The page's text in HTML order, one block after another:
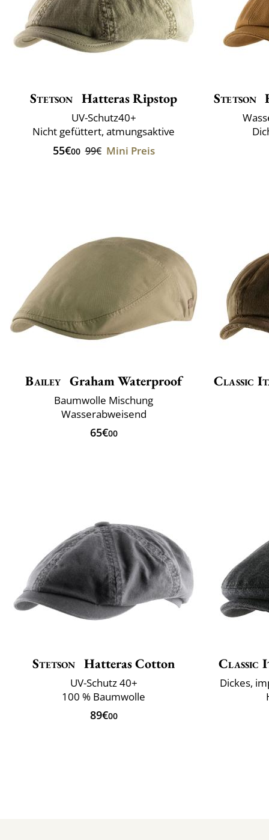
Stetson Hatteras Ripstop
UV-Schutz40+
Nicht gefüttert, atmungsaktive
55€00 99€ Mini Preis
Stetson
Bailey Graham Waterproof
Baumwolle Mischung
Wasserabweisend
65€00
Classic
Stetson Hatteras Cotton
UV-Schutz 40+
100 % Baumwolle
89€00
Classic
Dickes,